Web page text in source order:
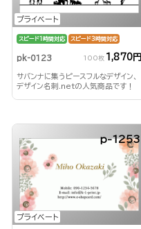
プライベート
スピード1時間対応 スピード3時間対応
pk-0123 100枚 1,870円
サバンナに集うピースフルなデザイン、
デザイン名刺.netの人気商品です！
プライベート
p-1253